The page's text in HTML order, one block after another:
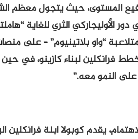
المستوى، حيث يتجول معظم
الثري للغاية
“واو بلاتينيوم” – على
لبناء كازينو، في حين
على النمو معه.”
يقدم كوبولا ابنة فرانكلين